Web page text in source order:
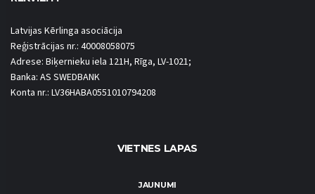
Latvijas Kērlinga asociācija
Reģistrācijas nr.: 40008058075
Adrese: Biķernieku iela 121H, Rīga, LV-1021;
Banka: AS SWEDBANK
Konta nr.: LV36HABA0551010794208
VIETNES LAPAS
JAUNUMI